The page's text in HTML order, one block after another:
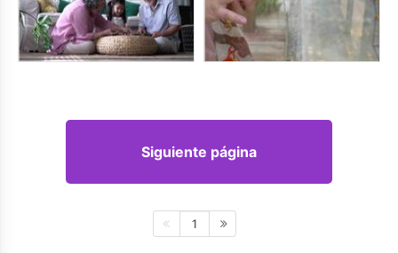
Siguiente página
1